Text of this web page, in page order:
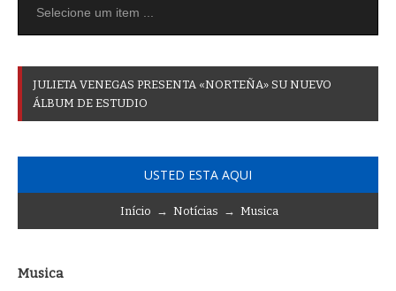
JULIETA VENEGAS PRESENTA «NORTEÑA» SU NUEVO
ÁLBUM DE ESTUDIO
USTED ESTA AQUI
Início → Notícias → Musica
Musica